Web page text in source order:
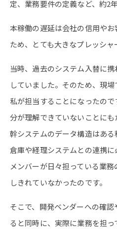
定、業務要件の定義など、約2
本稼働の遅延は会社の信用や
ため、とても大きなプレッシャ
当時、過去のシステム入替に
していました。そのため、現
私が担当することになったの
分が理解できていないことに
幹システムのデータ構造はある
倉庫や経理システムとの連携
メンバーが日々担っている業
しきれていなかったのです。
そこで、開発ベンダーへの確
ると同時に、実際に業務を担